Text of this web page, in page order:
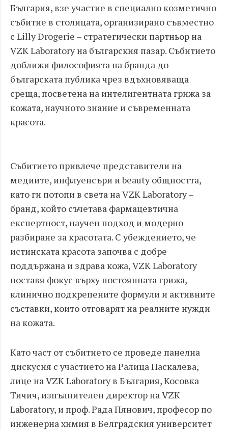
България, взе участие в специално козметично
събитие в столицата, организирано съвместно
с Lilly Drogerie – стратегически партньор на
VZK Laboratory на българския пазар. Събитието
доближи философията на бранда до
българската публика чрез вдъхновяваща
среща, посветена на интелигентната грижа за
кожата, научното знание и съвременната
красота.
Събитието привлече представители на
медиите, инфлуенсъри и beauty общността,
като ги потопи в света на VZK Laboratory –
бранд, който съчетава фармацевтична
експертност, научен подход и модерно
разбиране за красотата. С убеждението, че
истинската красота започва с добре
поддържана и здрава кожа, VZK Laboratory
поставя фокус върху постоянната грижа,
клинично подкрепените формули и активните
съставки, които отговарят на реалните нужди
на кожата.
Като част от събитието се проведе панелна
дискусия с участието на Ралица Паскалева,
лице на VZK Laboratory в България, Косовка
Тичич, изпълнителен директор на VZK
Laboratory, и проф. Рада Пянович, професор по
инженерна химия в Белградския университет